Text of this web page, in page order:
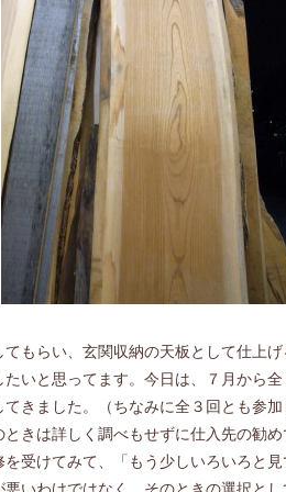
もらい、玄関収納の天板として仕上
いと思ってます。今日は、７月から
きました。（ちなみに全３回とも参
きは詳しく調べもせずに仕入先の勧
受けてみて、「もう少しいろいろと
いわけではなく、そのときの選択と